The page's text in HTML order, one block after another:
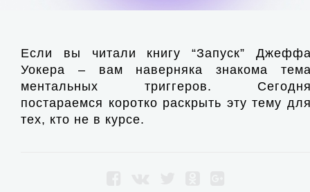
Если вы читали книгу “Запуск”
Уокера – вам наверняка знакома
ментальных триггеров.
постараемся коротко раскрыть эту тему
тех, кто не в курсе.